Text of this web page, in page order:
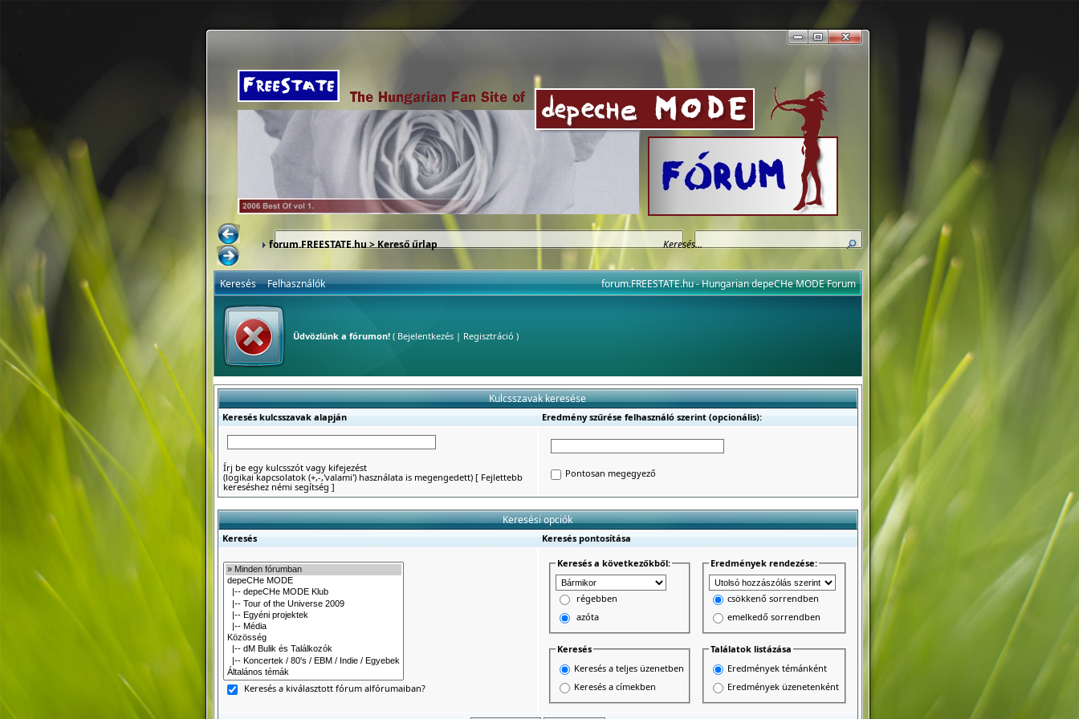
forum.FREESTATE.hu> Kereső űrlap
forum.FREESTATE.hu - Hungarian depeCHe MODE Forum
Keresés Felhasználók
Üdvözlünk a fórumon!( Bejelentkezés| Regisztráció )
Kulcsszavak keresése
Keresés kulcsszavak alapján Eredmény szűrése felhasználó szerint (opcionális):
Írj be egy kulcsszót vagy kifejezést
(logikai kapcsolatok (+,-,'valami') használata is megengedett)[ Fejlettebb
kereséshez némi segítség ]
Pontosan megegyező
Keresési opciók
Keresés Keresés pontosítása
Keresés a kiválasztott fórum alfórumaiban?
Keresés a következőkből:
régebben
azóta
Eredmények rendezése:
csökkenő sorrendben
emelkedő sorrendben
Keresés
Keresés a teljes üzenetben
Keresés a címekben
Találatok listázása
Eredmények témánként
Eredmények üzenetenként